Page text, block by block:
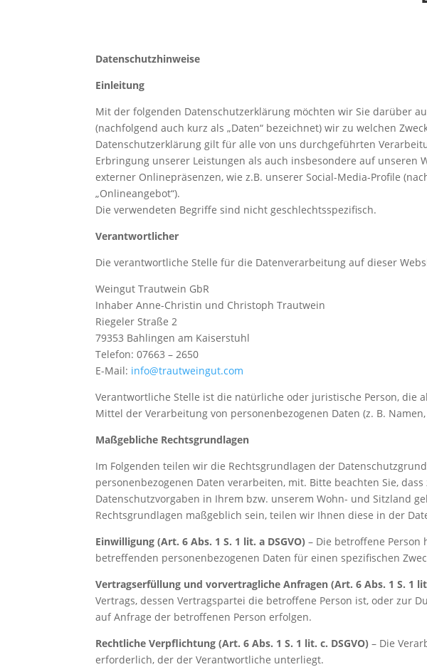
Datenschutzhinweise
Einleitung
Mit der folgenden Datenschutzerklärung möchten wir Sie darüber
(nachfolgend auch kurz als „Daten“ bezeichnet) wir zu welchen
Datenschutzerklärung gilt für alle von uns durchgeführten
Erbringung unserer Leistungen als auch insbesondere auf unseren
externer Onlinepräsenzen, wie z.B. unserer Social-Media-Profile
„Onlineangebot“).
Die verwendeten Begriffe sind nicht geschlechtsspezifisch.
Verantwortlicher
Die verantwortliche Stelle für die Datenverarbeitung auf dieser
Weingut Trautwein GbR
Inhaber Anne-Christin und Christoph Trautwein
Riegeler Straße 2
79353 Bahlingen am Kaiserstuhl
Telefon: 07663 – 2650
E-Mail: info@trautweingut.com
Verantwortliche Stelle ist die natürliche oder juristische Person, die
Mittel der Verarbeitung von personenbezogenen Daten (z. B.
Maßgebliche Rechtsgrundlagen
Im Folgenden teilen wir die Rechtsgrundlagen der
personenbezogenen Daten verarbeiten, mit. Bitte beachten Sie,
Datenschutzvorgaben in Ihrem bzw. unserem Wohn- und Sitzland
Rechtsgrundlagen maßgeblich sein, teilen wir Ihnen diese in der
Einwilligung (Art. 6 Abs. 1 S. 1 lit. a DSGVO) – Die betroffene
betreffenden personenbezogenen Daten für einen spezifischen
Vertragserfüllung und vorvertragliche Anfragen (Art. 6 Abs. 1 S. 1
Vertrags, dessen Vertragspartei die betroffene Person ist, oder zur
auf Anfrage der betroffenen Person erfolgen.
Rechtliche Verpflichtung (Art. 6 Abs. 1 S. 1 lit. c. DSGVO) – Die
erforderlich, der der Verantwortliche unterliegt.